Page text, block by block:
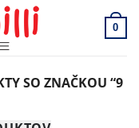
0
SO ZNAČKOU “9